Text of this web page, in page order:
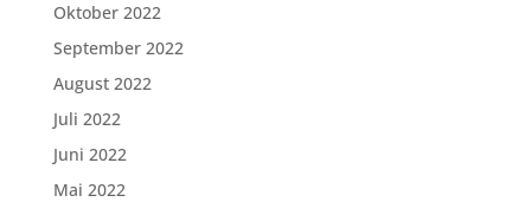
Oktober 2022
September 2022
August 2022
Juli 2022
Juni 2022
Mai 2022